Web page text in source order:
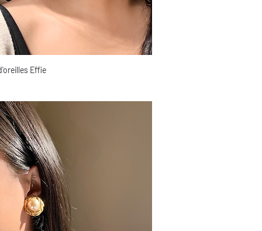
Aperçu rapide
Effie